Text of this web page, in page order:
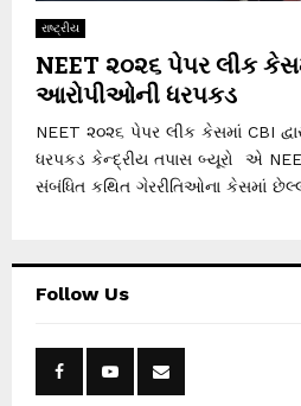
રાષ્ટ્રીય
NEET ૨૦૨૬ પેપર લીક
આરોપીઓની ધરપકડ
NEET ૨૦૨૬ પેપર લીક કેસમાં CBI
ધરપકડ કેન્દ્રીય તપાસ બ્યૂરો એ
સંબંધિત કથિત ગેરરીતિઓના કેસમાં
Follow Us